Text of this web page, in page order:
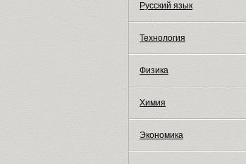
Русский язык
Технология
Физика
Химия
Экономика